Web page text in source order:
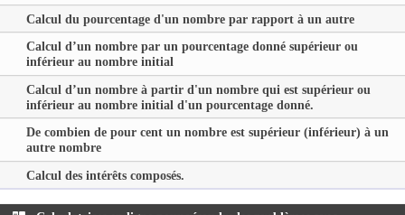
Calcul du pourcentage d'un nombre par rapport à un autre
Calcul d’un nombre par un pourcentage donné supérieur ou
inférieur au nombre initial
Calcul d’un nombre à partir d'un nombre qui est supérieur ou
inférieur au nombre initial d'un pourcentage donné.
De combien de pour cent un nombre est supérieur (inférieur) à un
autre nombre
Calcul des intérêts composés.